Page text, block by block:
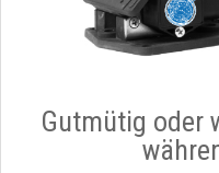
Gutmütig oder